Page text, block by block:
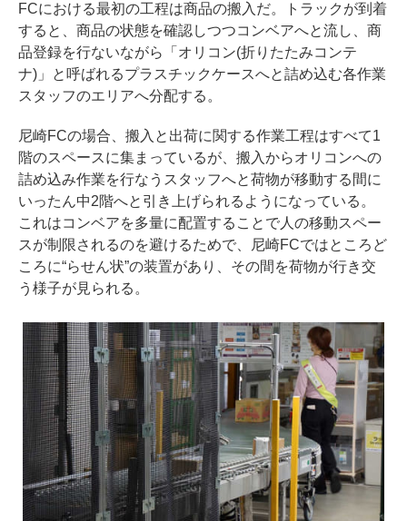
FCにおける最初の工程は商品の搬入だ。トラックが到着
すると、商品の状態を確認しつつコンベアへと流し、商
品登録を行ないながら「オリコン(折りたたみコンテ
ナ)」と呼ばれるプラスチックケースへと詰め込む各作業
スタッフのエリアへ分配する。
尼崎FCの場合、搬入と出荷に関する作業工程はすべて1
階のスペースに集まっているが、搬入からオリコンへの
詰め込み作業を行なうスタッフへと荷物が移動する間に
いったん中2階へと引き上げられるようになっている。
これはコンベアを多量に配置することで人の移動スペー
スが制限されるのを避けるためで、尼崎FCではところど
ころに“らせん状”の装置があり、その間を荷物が行き交
う様子が見られる。